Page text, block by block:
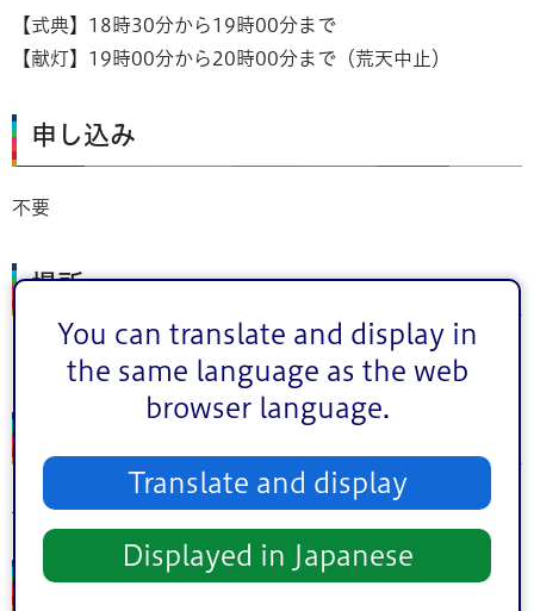
You can translate and display in
the same language as the web
browser language.
Translate and display
Displayed in Japanese
【式典】18時30分から19時00分まで
【献灯】19時00分から20時00分まで（荒天中止）
申し込み
不要
場所
旧中川ふれあい橋たもと
旧中川東京大空襲犠牲者慰霊灯籠流し
費用